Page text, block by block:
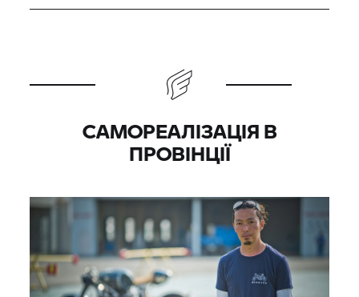
САМОРЕАЛІЗАЦІЯ В
ПРОВІНЦІЇ